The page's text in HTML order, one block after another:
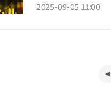
2025-09-05 11:00